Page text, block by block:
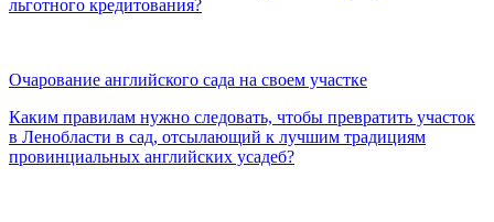
льготного кредитования?
Очарование английского сада на своем участке
Каким правилам нужно следовать, чтобы превратить участок
в Ленобласти в сад, отсылающий к лучшим традициям
провинциальных английских усадеб?